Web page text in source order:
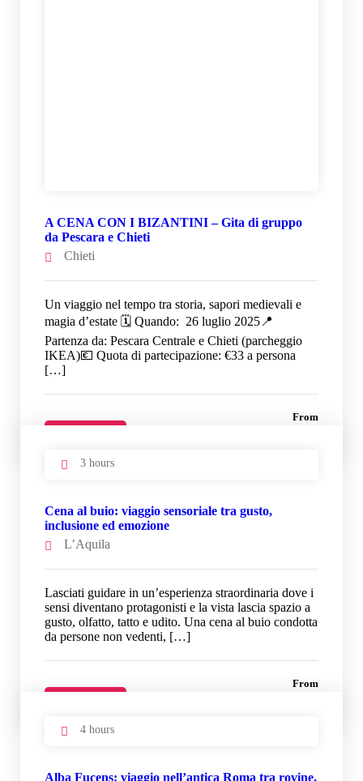
A CENA CON I BIZANTINI – Gita di gruppo
da Pescara e Chieti
Chieti
Un viaggio nel tempo tra storia, sapori medievali e
magia d’estate 🗓 Quando: 26 luglio 2025📍
Partenza da: Pescara Centrale e Chieti (parcheggio
IKEA)💶 Quota di partecipazione: €33 a persona
[…]
From
3 hours
Cena al buio: viaggio sensoriale tra gusto,
inclusione ed emozione
L’Aquila
Lasciati guidare in un’esperienza straordinaria dove i
sensi diventano protagonisti e la vista lascia spazio a
gusto, olfatto, tatto e udito. Una cena al buio condotta
da persone non vedenti, […]
From
4 hours
Alba Fucens: viaggio nell’antica Roma tra rovine,